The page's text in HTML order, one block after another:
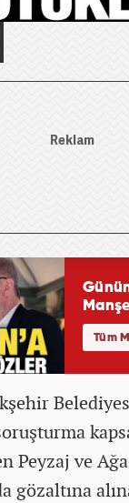
Peyzaj ve
gözaltına